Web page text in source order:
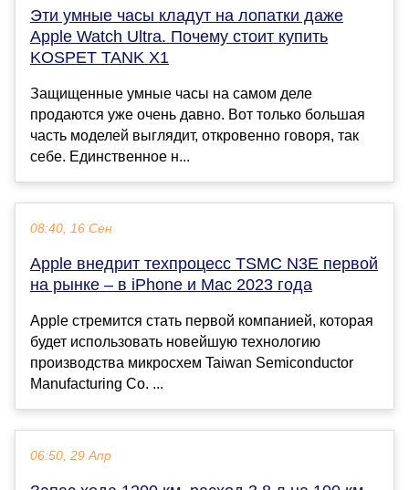
Эти умные часы кладут на лопатки даже
Apple Watch Ultra. Почему стоит купить
KOSPET TANK X1
Защищенные умные часы на самом деле
продаются уже очень давно. Вот только большая
часть моделей выглядит, откровенно говоря, так
себе. Единственное н...
08:40, 16 Сен
Apple внедрит техпроцесс TSMC N3E первой
на рынке – в iPhone и Mac 2023 года
Apple стремится стать первой компанией, которая
будет использовать новейшую технологию
производства микросхем Taiwan Semiconductor
Manufacturing Co. ...
06:50, 29 Апр